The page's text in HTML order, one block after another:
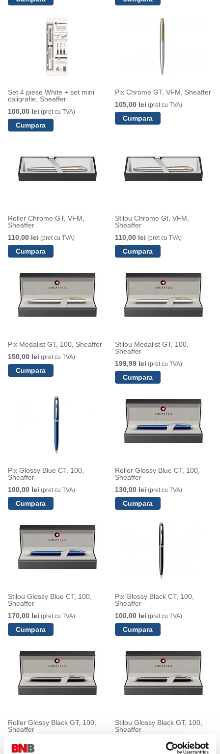
Set 4 piese White + set mini
caligrafie, Sheaffer
100,00 lei (pret cu TVA)
Pix Chrome GT, VFM, Sheaffer
105,00 lei (pret cu TVA)
Roller Chrome GT, VFM,
Sheaffer
110,00 lei (pret cu TVA)
Stilou Chrome Gt, VFM,
Sheaffer
110,00 lei (pret cu TVA)
Pix Medalist GT, 100, Sheaffer
150,00 lei (pret cu TVA)
Stilou Medalist GT, 100,
Sheaffer
199,99 lei (pret cu TVA)
Pix Glossy Blue CT, 100,
Sheaffer
100,00 lei (pret cu TVA)
Roller Glossy Blue CT, 100,
Sheaffer
130,00 lei (pret cu TVA)
Stilou Glossy Blue CT, 100,
Sheaffer
170,00 lei (pret cu TVA)
Pix Glossy Black CT, 100,
Sheaffer
100,00 lei (pret cu TVA)
Roller Glossy Black GT, 100,
Sheaffer
130,00 lei
Stilou Glossy Black GT, 100,
Sheaffer
(pret cu TVA)